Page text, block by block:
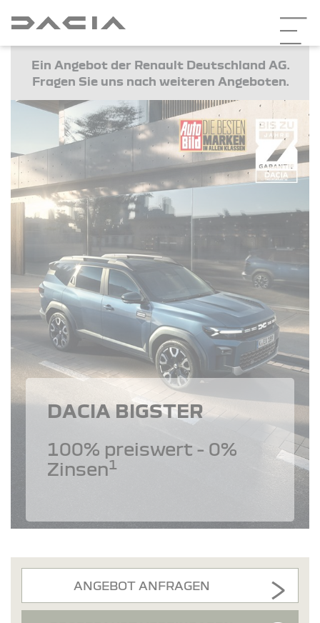
Ein Angebot der Renault Deutschland AG.
Fragen Sie uns nach weiteren Angeboten.
DACIA BIGSTER
100% preiswert - 0%
Zinsen1
ANGEBOT ANFRAGEN